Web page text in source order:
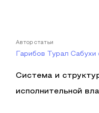
Автор статьи
Гарибов Турал Сабухи
Система и
исполнительной